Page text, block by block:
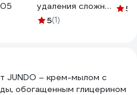
удаления сложных
белковых
кг 13726
5(1)
5
JUNDO – крем-мылом с
обогащенным глицерином